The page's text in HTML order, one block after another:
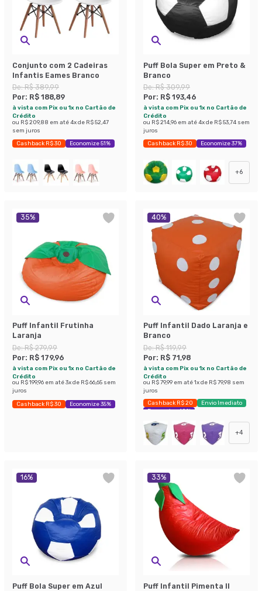
Conjunto com 2 Cadeiras
Infantis Eames Branco
De:R$ 389,99
Por: R$ 188,89
à vista com Pix ou 1x no Cartão de
Crédito
ou R$ 209,88 em até4x de R$ 52,47
sem juros
Cashback R$ 30 Economize 51%
Puff Bola Super em Preto &
Branco
De:R$ 309,99
Por: R$ 193,46
à vista com Pix ou 1x no Cartão de
Crédito
ou R$ 214,96 em até4x de R$ 53,74 sem
juros
Cashback R$ 30 Economize 37%
+6
35%
Puff Infantil Frutinha
Laranja
De:R$ 279,99
Por: R$ 179,96
à vista com Pix ou 1x no Cartão de
Crédito
ou R$ 199,96 em até3x de R$ 66,65 sem
juros
Cashback R$ 30 Economize 35%
40%
Puff Infantil Dado Laranja e
Branco
De:R$ 119,99
Por: R$ 71,98
à vista com Pix ou 1x no Cartão de
Crédito
ou R$ 79,99 em até1x de R$ 79,98 sem
juros
Cashback R$ 20
Envio Imediato
Economize 40%
+4
16%
Puff Bola Super em Azul
33%
Puff Infantil Pimenta II